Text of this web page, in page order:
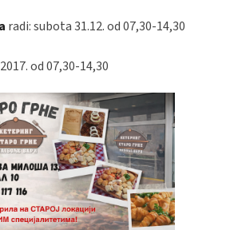
radi: subota 31.12. od 07,30-14,30
od 07,30-14,30